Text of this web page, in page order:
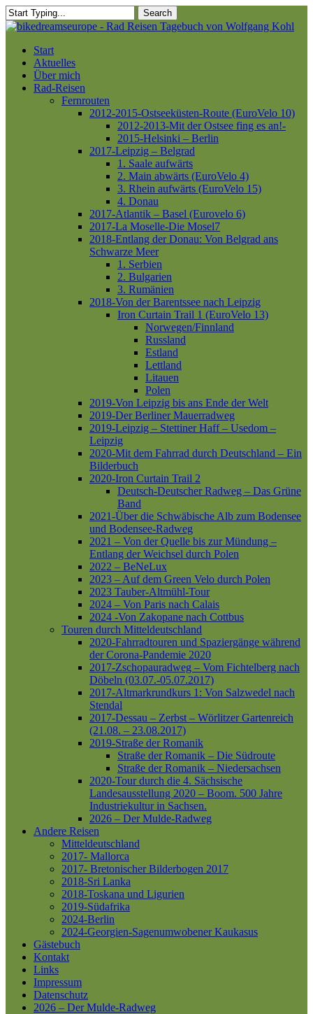
Skip
to
content
Search
Close
Menu
Start
Aktuelles
Über mich
Rad-Reisen
Fernrouten
2012-2015-Ostseeküsten-Route (EuroVelo 10)
2012-2013-Mit der Ostsee fing es an!-
2015-Helsinki – Berlin
2017-Leipzig – Belgrad
1. Saale aufwärts
2. Main abwärts (EuroVelo 4)
3. Rhein aufwärts (EuroVelo 15)
4. Donau
2017-Atlantik – Basel (Eurovelo 6)
2017-La Moselle-Die Mosel7
2018-Entlang der Donau: Von Belgrad ans
Schwarze Meer
1. Serbien
2. Bulgarien
3. Rumänien
2018-Von der Barentssee nach Leipzig
Iron Curtain Trail 1 (EuroVelo 13)
Norwegen/Finnland
Russland
Estland
Lettland
Litauen
Polen
2019-Von Leipzig bis ans Ende der Welt
2019-Der Berliner Mauerradweg
2019-Leipzig – Stettiner Haff – Usedom –
Leipzig
2020-Mit dem Fahrrad durch Deutschland – Ein
Bilderbuch
2020-Iron Curtain Trail 2
Deutsch-Deutscher Radweg – Das Grüne
Band
2021-Über die Schwäbische Alb zum Bodensee
und Bodensee-Radweg
2021 – Von der Quelle bis zur Mündung –
Entlang der Weichsel durch Polen
2022 – BeNeLux
2023 – Auf dem Green Velo durch Polen
2023 Tauber-Altmühl-Tour
2024 – Von Paris nach Calais
2024 -Von Zakopane nach Cottbus
Touren durch Mitteldeutschland
2020-Fahrradtouren und Spaziergänge während
der Corona-Pandemie 2020
2017-Zschopauradweg – Vom Fichtelberg nach
Döbeln (03.07.-05.07.2017)
2017-Altmarkrundkurs 1: Von Salzwedel nach
Stendal
2017-Dessau – Zerbst – Wörlitzer Gartenreich
(21.08. – 23.08.2017)
2019-Straße der Romanik
Straße der Romanik – Die Südroute
Straße der Romanik – Niedersachsen
2020-Tour durch die 4. Sächsische
Landesausstellung 2020 – Boom. 500 Jahre
Industriekultur in Sachsen.
2026 – Der Mulde-Radweg
Andere Reisen
Mitteldeutschland
2017- Mallorca
2017- Bretonischer Bilderbogen 2017
2018-Sri Lanka
2018-Toskana und Ligurien
2019-Südafrika
2024-Berlin
2024-Georgien-Sagenumwobener Kaukasus
Gästebuch
Kontakt
Links
Impressum
Datenschutz
2026 – Der Mulde-Radweg